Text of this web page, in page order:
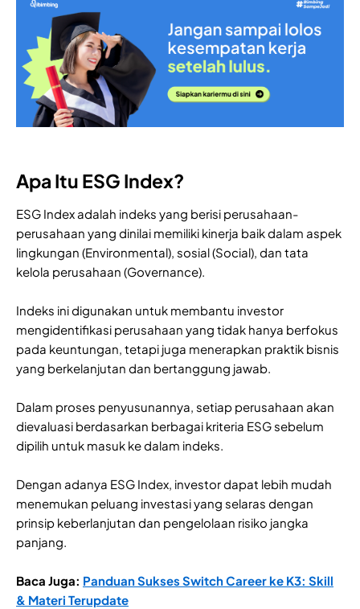
Apa Itu ESG Index?
ESG Index adalah indeks yang berisi perusahaan-
perusahaan yang dinilai memiliki kinerja baik dalam aspek
lingkungan (Environmental), sosial (Social), dan tata
kelola perusahaan (Governance).
Indeks ini digunakan untuk membantu investor
mengidentifikasi perusahaan yang tidak hanya berfokus
pada keuntungan, tetapi juga menerapkan praktik bisnis
yang berkelanjutan dan bertanggung jawab.
Dalam proses penyusunannya, setiap perusahaan akan
dievaluasi berdasarkan berbagai kriteria ESG sebelum
dipilih untuk masuk ke dalam indeks.
Dengan adanya ESG Index, investor dapat lebih mudah
menemukan peluang investasi yang selaras dengan
prinsip keberlanjutan dan pengelolaan risiko jangka
panjang.
Baca Juga: Panduan Sukses Switch Career ke K3: Skill
& Materi Terupdate